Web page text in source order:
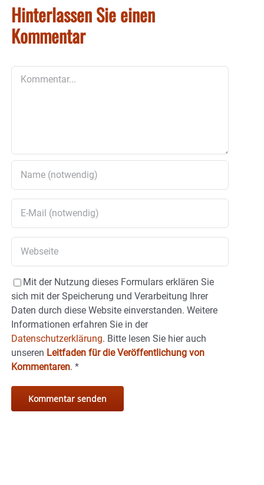
Hinterlassen Sie einen
Kommentar
Mit der Nutzung dieses Formulars erklären Sie
sich mit der Speicherung und Verarbeitung Ihrer
Daten durch diese Website einverstanden. Weitere
Informationen erfahren Sie in der
Datenschutzerklärung. Bitte lesen Sie hier auch
unseren Leitfaden für die Veröffentlichung von
Kommentaren. *